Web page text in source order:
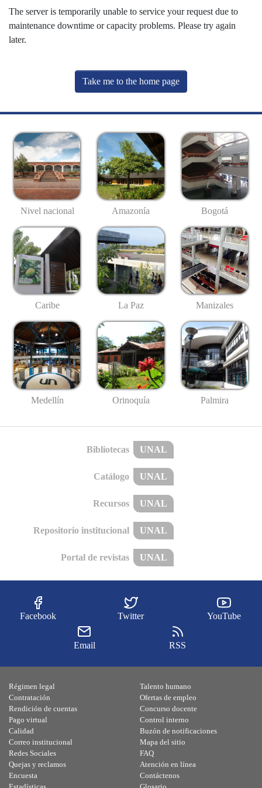
The server is temporarily unable to service your request due to
maintenance downtime or capacity problems. Please try again
later.
Take me to the home page
Nivel nacional Amazonía Bogotá
Caribe La Paz Manizales
Medellín Orinoquía Palmira
Bibliotecas UNAL
Catálogo UNAL
Recursos UNAL
Repositorio institucional UNAL
Portal de revistas UNAL
Facebook Twitter YouTube
Email RSS
Régimen legal
Contratación
Rendición de cuentas
Pago virtual
Calidad
Talento humano
Ofertas de empleo
Concurso docente
Control interno
Buzón de notificaciones
Correo institucional
Redes Sociales
Quejas y reclamos
Encuesta
Mapa del sitio
FAQ
Atención en línea
Contáctenos